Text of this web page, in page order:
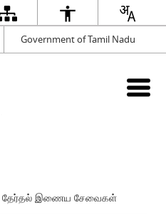
Government of Tamil Nadu
தேர்தல் இணைய சேவைகள்